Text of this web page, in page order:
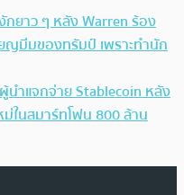
กยาว ๆ หลัง Warren ร้อง
ญมีมของทรัมป์ เพราะทำนัก
นำแจกจ่าย Stablecoin หลัง
ม่ในสมาร์ทโฟน 800 ล้าน